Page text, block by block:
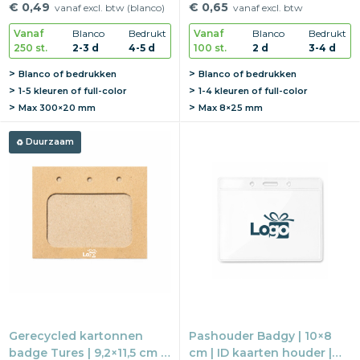
€ 0,49 vanaf excl. btw (blanco)
Vanaf
250 st.
Blanco
2-3 d
Bedrukt
4-5 d
Blanco of bedrukken
1-5 kleuren of full-color
Max 300×20 mm
€ 0,65 vanaf excl. btw
Vanaf
100 st.
Blanco
2 d
Bedrukt
3-4 d
Blanco of bedrukken
1-4 kleuren of full-color
Max 8×25 mm
Duurzaam
Gerecycled kartonnen
badge Tures | 9,2×11,5 cm |
Pashouder Badgy | 10×8
cm | ID kaarten houder |